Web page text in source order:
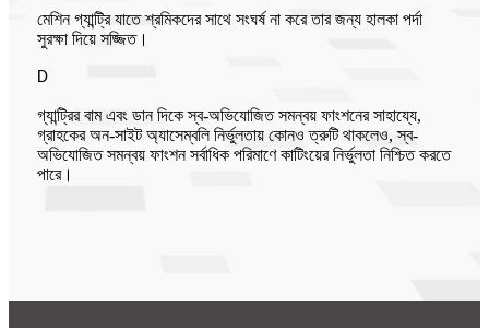
মেশিন গ্যান্ট্রি যাতে শ্রমিকদের সাথে সংঘর্ষ না করে তার জন্য হালকা পর্দা
সুরক্ষা দিয়ে সজ্জিত।
D
গ্যান্ট্রির বাম এবং ডান দিকে স্ব-অভিযোজিত সমন্বয় ফাংশনের সাহায্যে,
গ্রাহকের অন-সাইট অ্যাসেম্বলি নির্ভুলতায় কোনও ত্রুটি থাকলেও, স্ব-
অভিযোজিত সমন্বয় ফাংশন সর্বাধিক পরিমাণে কাটিংয়ের নির্ভুলতা নিশ্চিত করতে
পারে।